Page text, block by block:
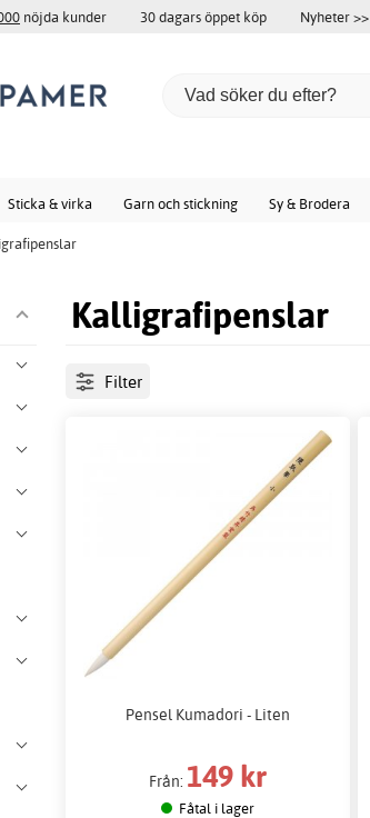
nöjda kunder 30 dagars öppet köp Nyheter >>
Sticka & virka Garn och stickning Sy & Brodera
Kalligrafipenslar
Filter
Pensel Kumadori - Liten
Från: 149 kr
Fåtal i lager